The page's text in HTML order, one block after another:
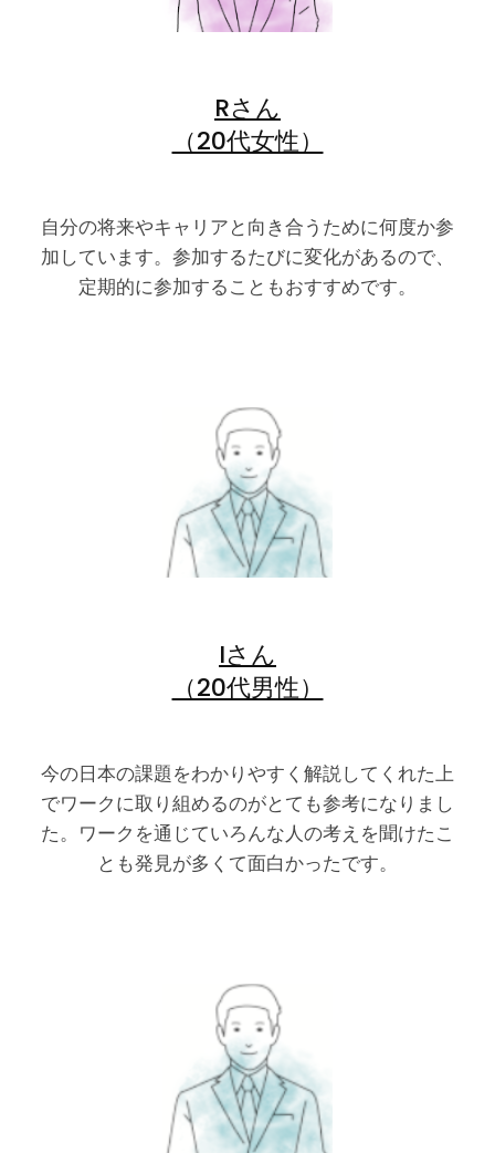
Rさん
（20代女性）
自分の将来やキャリアと向き合うために何度か参
加しています。参加するたびに変化があるので、
定期的に参加することもおすすめです。
Iさん
（20代男性）
今の日本の課題をわかりやすく解説してくれた上
でワークに取り組めるのがとても参考になりまし
た。ワークを通じていろんな人の考えを聞けたこ
とも発見が多くて面白かったです。